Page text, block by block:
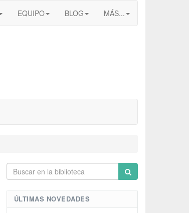
EQUIPO BLOG MÁS...
ÚLTIMAS NOVEDADES